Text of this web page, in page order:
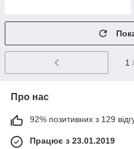
1
Про нас
92% позитивних з 129
Працює з 23.01.2019